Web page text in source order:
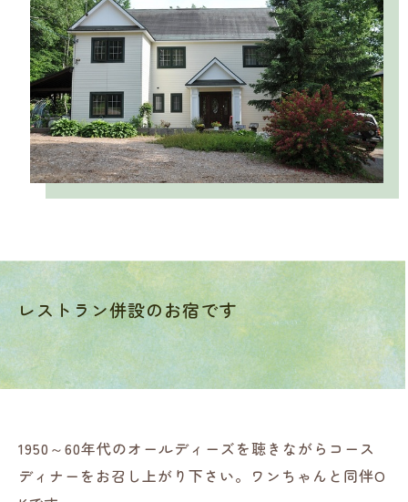
レストラン併設のお宿です
1950～60年代のオールディーズを聴きながらコース
ディナーをお召し上がり下さい。ワンちゃんと同伴O